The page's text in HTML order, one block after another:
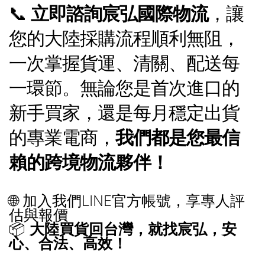
📞 立即諮詢宸弘國際物流，讓
您的大陸採購流程順利無阻，
一次掌握貨運、清關、配送每
一環節。無論您是首次進口的
新手買家，還是每月穩定出貨
的專業電商， 我們都是您最信
賴的跨境物流夥伴！
🌐 加入我們LINE官方帳號，享專人評
估與報價
📦大陸買貨回台灣，就找宸弘，安
心、合法、高效！